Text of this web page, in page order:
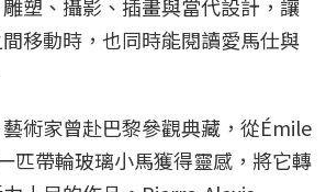
塑、攝影、插畫與當代設計，讓
移動時，也同時能閱讀愛馬仕與
術家曾赴巴黎參觀典藏，從Émile
匹帶輪玻璃小馬獲得靈感，將它轉